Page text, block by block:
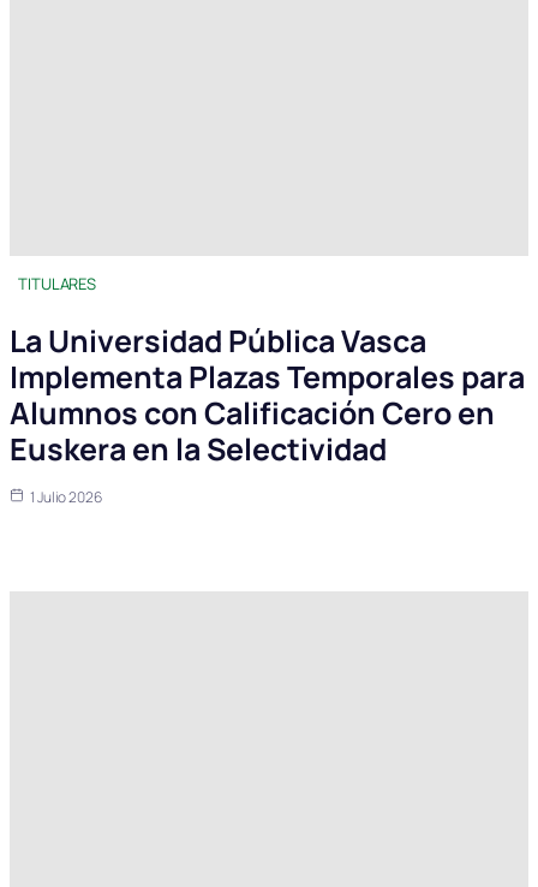
TITULARES
La Universidad Pública Vasca
Implementa Plazas Temporales para
Alumnos con Calificación Cero en
Euskera en la Selectividad
1 Julio 2026